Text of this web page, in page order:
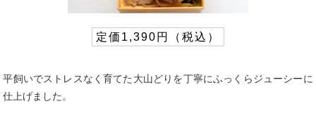
定価1,390円（税込）
平飼いでストレスなく育てた大山どりを丁寧にふっくらジューシーに
仕上げました。